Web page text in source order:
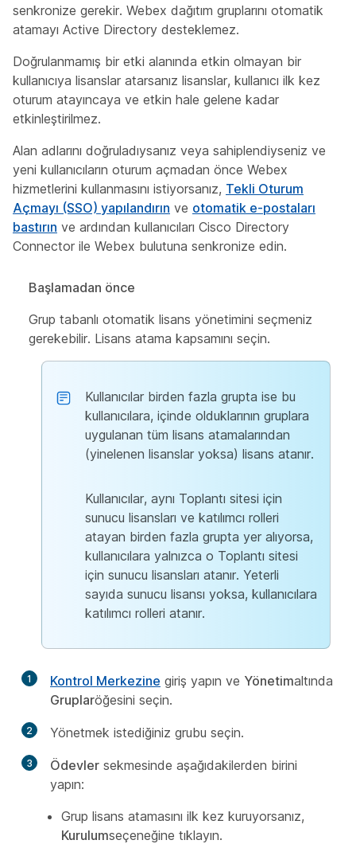
senkronize gerekir. Webex dağıtım gruplarını otomatik
atamayı Active Directory desteklemez.
Doğrulanmamış bir etki alanında etkin olmayan bir
kullanıcıya lisanslar atarsanız lisanslar, kullanıcı ilk kez
oturum atayıncaya ve etkin hale gelene kadar
etkinleştirilmez.
Alan adlarını doğruladıysanız veya sahiplendiyseniz ve
yeni kullanıcıların oturum açmadan önce Webex
hizmetlerini kullanmasını istiyorsanız, Tekli Oturum
Açmayı (SSO) yapılandırın ve otomatik e-postaları
bastırın ve ardından kullanıcıları Cisco Directory
Connector ile Webex bulutuna senkronize edin.
Başlamadan önce
Grup tabanlı otomatik lisans yönetimini seçmeniz
gerekebilir. Lisans atama kapsamını seçin.
Kullanıcılar birden fazla grupta ise bu
kullanıcılara, içinde olduklarının gruplara
uygulanan tüm lisans atamalarından
(yinelenen lisanslar yoksa) lisans atanır.
Kullanıcılar, aynı Toplantı sitesi için
sunucu lisansları ve katılımcı rolleri
atayan birden fazla grupta yer alıyorsa,
kullanıcılara yalnızca o Toplantı sitesi
için sunucu lisansları atanır. Yeterli
sayıda sunucu lisansı yoksa, kullanıcılara
katılımcı rolleri atanır.
1 Kontrol Merkezine giriş yapın ve Yönetimaltında
Gruplaröğesini seçin.
2 Yönetmek istediğiniz grubu seçin.
3 Ödevler sekmesinde aşağıdakilerden birini
yapın:
Grup lisans atamasını ilk kez kuruyorsanız,
Kurulumseçeneğine tıklayın.